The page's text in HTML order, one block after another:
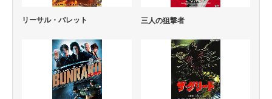
リーサル・バレット 三人の狙撃者